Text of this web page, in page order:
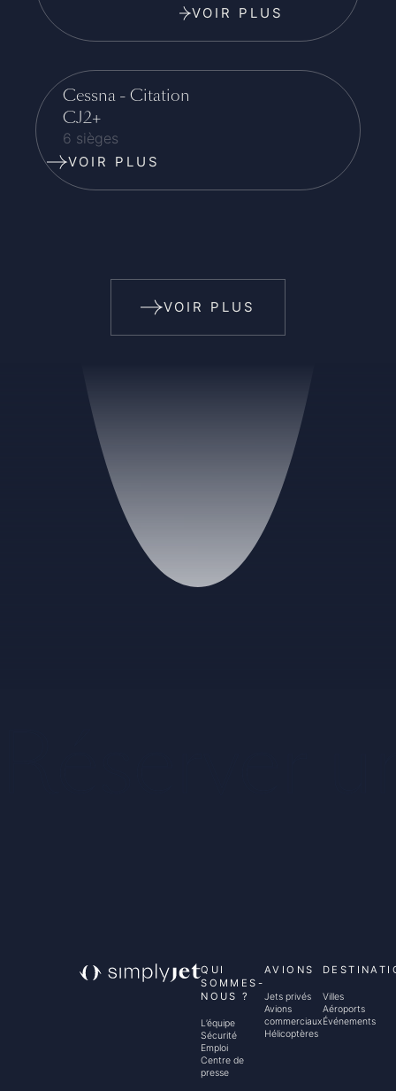
VOIR PLUS
Cessna - Citation
CJ2+
6 sièges
VOIR PLUS
VOIR PLUS
QUI
SOMMES-
NOUS ?
L’équipe
Sécurité
Emploi
Centre de
presse
AVIONS
Jets privés
Avions
commerciaux
Hélicoptères
Villes
Aéroports
Événements